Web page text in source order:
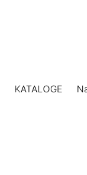
KATALOGE